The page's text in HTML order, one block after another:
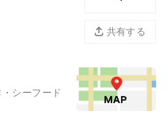
共有する
シーフード